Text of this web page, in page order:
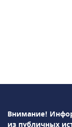
синус-
Внимание!
из публичных